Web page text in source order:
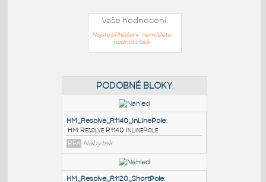
Vaše hodnocení:
Nejste přihlášeni - nemůžete
hodnotit blok